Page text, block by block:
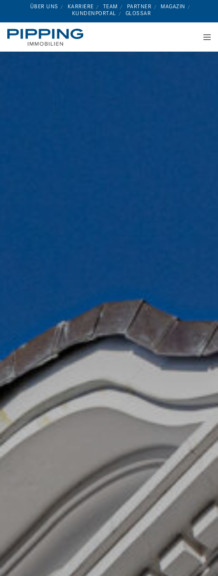
ÜBER UNS KARRIERE TEAM PARTNER
MAGAZIN
KUNDENPORTAL
GLOSSAR